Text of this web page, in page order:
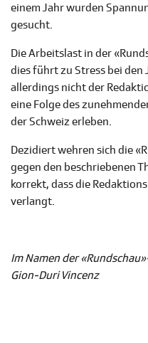
einem Jahr wurden
gesucht.
Die Arbeitslast in der
dies führt zu Stress bei
allerdings nicht der
eine Folge des
der Schweiz erleben.
Dezidiert wehren sich die
gegen den beschriebenen
korrekt, dass die
verlangt.
Im Namen der
Gion-Duri Vincenz